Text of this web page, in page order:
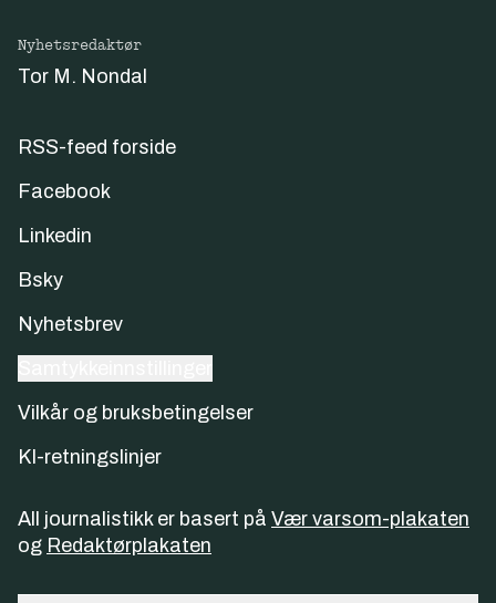
Nyhetsredaktør
Tor M. Nondal
RSS-feed forside
Facebook
Linkedin
Bsky
Nyhetsbrev
Vilkår og bruksbetingelser
KI-retningslinjer
All journalistikk er basert på Vær varsom-plakaten
og Redaktørplakaten